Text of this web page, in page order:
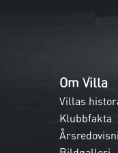
Om Villa
Villas
Klubbfakta